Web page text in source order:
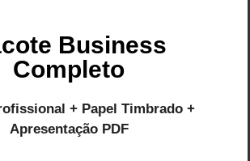
Business
Completo
+ Papel Timbrado +
Apresentação PDF